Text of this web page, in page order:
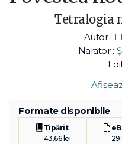
Tetralogia
Autor :
Narator :
Formate disponibile
Tipărit
43.66 lei